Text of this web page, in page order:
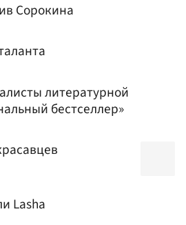
Сорокина
литературной
бестселлер»
Lasha